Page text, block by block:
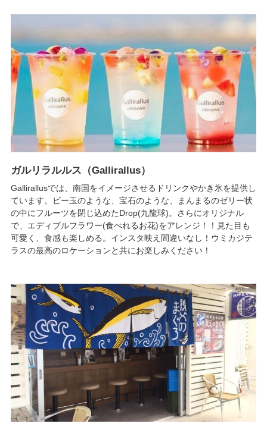
ガルリラルルス（Gallirallus）
Gallirallusでは、南国をイメージさせるドリンクやかき氷を提供し
ています。ビー玉のような、宝石のような、まんまるのゼリー状
の中にフルーツを閉じ込めたDrop(九龍球)。さらにオリジナル
で、エディブルフラワー(食べれるお花)をアレンジ！！見た目も
可愛く、食感も楽しめる。インスタ映え間違いなし！ウミカジテ
ラスの最高のロケーションと共にお楽しみください！